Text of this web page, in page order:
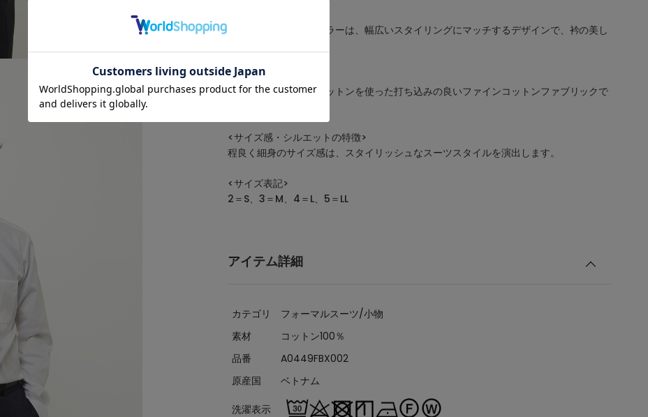
ドレス仕様のワイドカラーは、幅広いスタイリングにマッチするデザインで、衿の美し
<素材について>
厳選された細番手のコットンを使った打ち込みの良いファインコットンファブリックで
<サイズ感・シルエットの特徴>
程良く細身のサイズ感は、スタイリッシュなスーツスタイルを演出します。
<サイズ表記>
2＝S、3＝M、4＝L、5＝LL
アイテム詳細
カテゴリ
フォーマルスーツ/小物
素材
コットン100％
品番
A0449FBX002
原産国
ベトナム
洗濯表示